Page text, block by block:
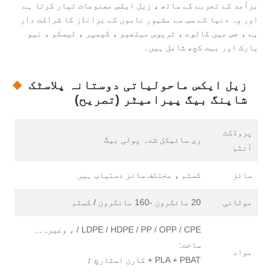
برآمد کے تجربے کے ساتھ ، زیل ایکس مصنوعات تیار کرتا ہے
اور وہ دنیا کے سب سے مشہور ناموں کے برانڈز کا شراکت دار
ہے ، جس میں کالوے ، ٹریوس میتھیو ، کیمپر ، ٹیسکو ، نیو
یارک اور بہت کچھ شامل ہیں۔
زیل ایکس ماحولیاتی دوستانہ پلاسٹک
شاپنگ بیگ پیرامیٹر (تصریح)
پروڈکٹ
آئٹم
ری سائیکل شدہ پولی بیگ
سائز کسٹم ، مختلف سائز دستیاب ہیں
موٹائی 20 مائکرون -160 مائکرون / کسٹم
مواد
LDPE / HDPE / PP / OPP / CPE / ، وغیرہ…
ساخت:
PLA + PBAT + کارن اسٹارچ ؛